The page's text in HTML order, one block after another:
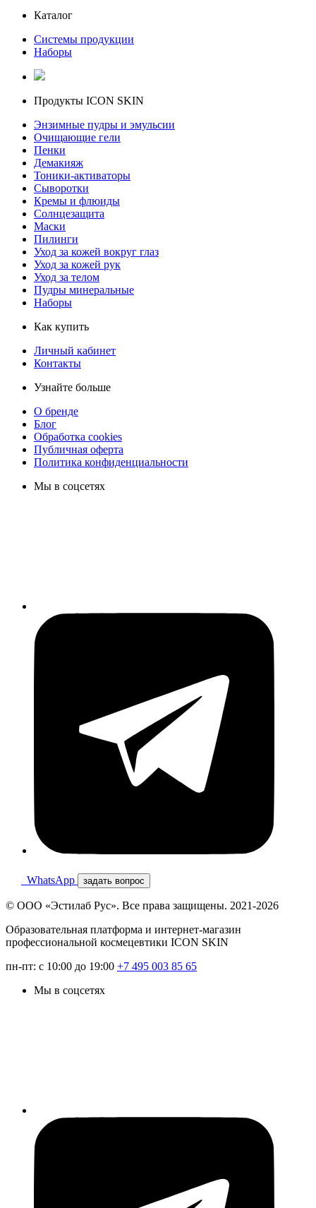
Каталог
Системы продукции
Наборы
Продукты ICON SKIN
Энзимные пудры и эмульсии
Очищающие гели
Пенки
Демакияж
Тоники-активаторы
Сыворотки
Кремы и флюиды
Солнцезащита
Маски
Пилинги
Уход за кожей вокруг глаз
Уход за кожей рук
Уход за телом
Пудры минеральные
Наборы
Как купить
Личный кабинет
Контакты
Узнайте больше
О бренде
Блог
Обработка cookies
Публичная оферта
Политика конфиденциальности
Мы в соцсетях
WhatsApp задать вопрос
© ООО «Эстилаб Рус». Все права защищены. 2021-2026
Образовательная платформа и интернет-магазин
профессиональной космецевтики ICON SKIN
пн-пт: с 10:00 до 19:00 +7 495 003 85 65
Мы в соцсетях